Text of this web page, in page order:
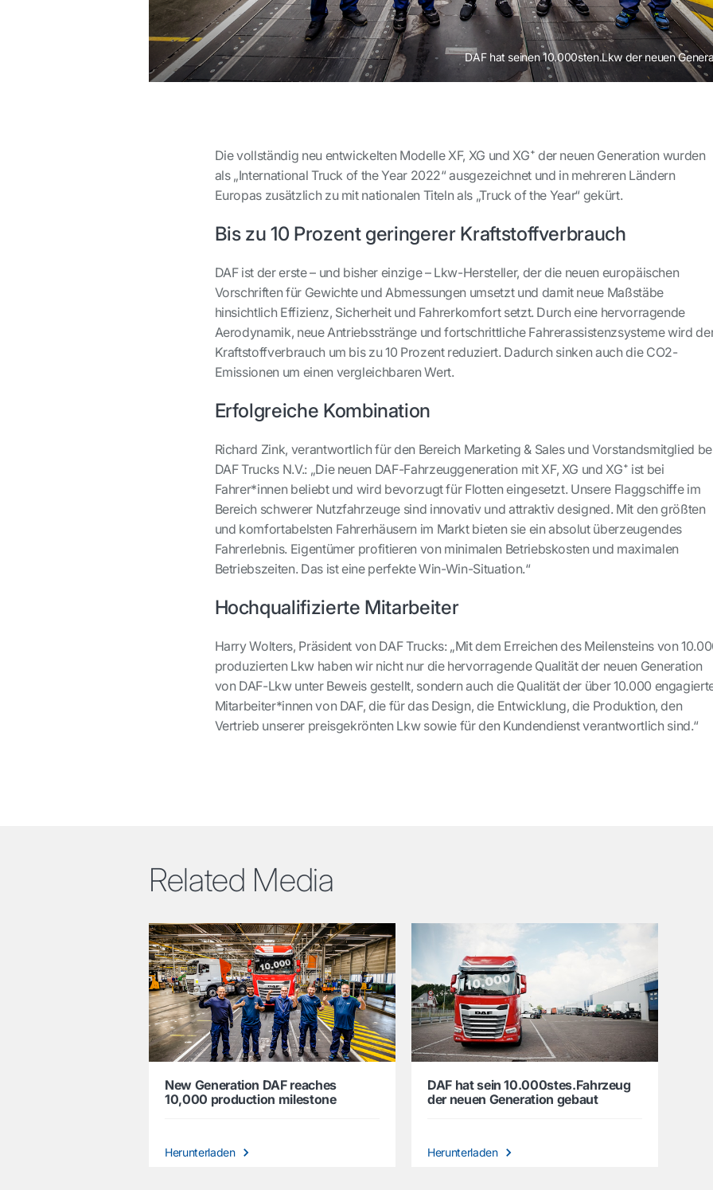
DAF hat seinen 10.000sten.Lkw der neuen
Die vollständig neu entwickelten Modelle XF, XG und XG⁺ der neuen Generation wurden
als „International Truck of the Year 2022“ ausgezeichnet und in mehreren Ländern
Europas zusätzlich zu mit nationalen Titeln als „Truck of the Year“ gekürt.
Bis zu 10 Prozent geringerer Kraftstoffverbrauch
DAF ist der erste – und bisher einzige – Lkw-Hersteller, der die neuen europäischen
Vorschriften für Gewichte und Abmessungen umsetzt und damit neue Maßstäbe
hinsichtlich Effizienz, Sicherheit und Fahrerkomfort setzt. Durch eine hervorragende
Aerodynamik, neue Antriebsstränge und fortschrittliche Fahrerassistenzsysteme wird
Kraftstoffverbrauch um bis zu 10 Prozent reduziert. Dadurch sinken auch die CO2-
Emissionen um einen vergleichbaren Wert.
Erfolgreiche Kombination
Richard Zink, verantwortlich für den Bereich Marketing & Sales und Vorstandsmitglied
DAF Trucks N.V.: „Die neuen DAF-Fahrzeuggeneration mit XF, XG und XG⁺ ist bei
Fahrer*innen beliebt und wird bevorzugt für Flotten eingesetzt. Unsere Flaggschiffe im
Bereich schwerer Nutzfahrzeuge sind innovativ und attraktiv designed. Mit den größten
und komfortabelsten Fahrerhäusern im Markt bieten sie ein absolut überzeugendes
Fahrerlebnis. Eigentümer profitieren von minimalen Betriebskosten und maximalen
Betriebszeiten. Das ist eine perfekte Win-Win-Situation.“
Hochqualifizierte Mitarbeiter
Harry Wolters, Präsident von DAF Trucks: „Mit dem Erreichen des Meilensteins von
produzierten Lkw haben wir nicht nur die hervorragende Qualität der neuen Generation
von DAF-Lkw unter Beweis gestellt, sondern auch die Qualität der über 10.000
Mitarbeiter*innen von DAF, die für das Design, die Entwicklung, die Produktion, den
Vertrieb unserer preisgekrönten Lkw sowie für den Kundendienst verantwortlich sind.“
Related Media
New Generation DAF reaches
10,000 production milestone
Herunterladen
DAF hat sein 10.000stes.Fahrzeug
der neuen Generation gebaut
Herunterladen